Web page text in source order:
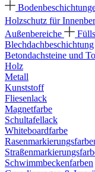
Holzschutz für
Außenbereiche
Blechdachbeschichtung
Betondachsteine und
Holz
Metall
Kunststoff
Fliesenlack
Magnetfarbe
Schultafellack
Whiteboardfarbe
Schwimmbeckenfarben